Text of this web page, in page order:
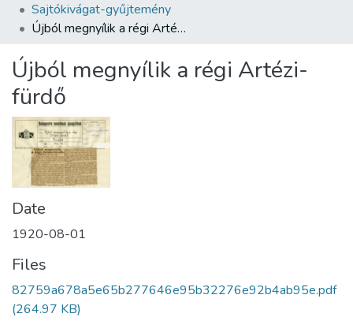
All of DSpace
Statistics
About us
Sajtókivágat-gyűjtemény
Újból megnyílik a régi Artézi-fürdő
Újból megnyílik a régi Artézi-
fürdő
Date
1920-08-01
Files
82759a678a5e65b277646e95b32276e92b4ab95e.pdf
(264.97 KB)